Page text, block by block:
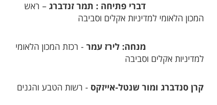
דברי פתיחה : תמר זנדברג – ראש
המכון הלאומי למדיניות אקלים וסביבה
מנחה: לירז עמר - רכזת המכון הלאומי
למדיניות אקלים וסביבה
קרן סנדברג ומור שנטל-אייזקס - רשות הטבע והגנים